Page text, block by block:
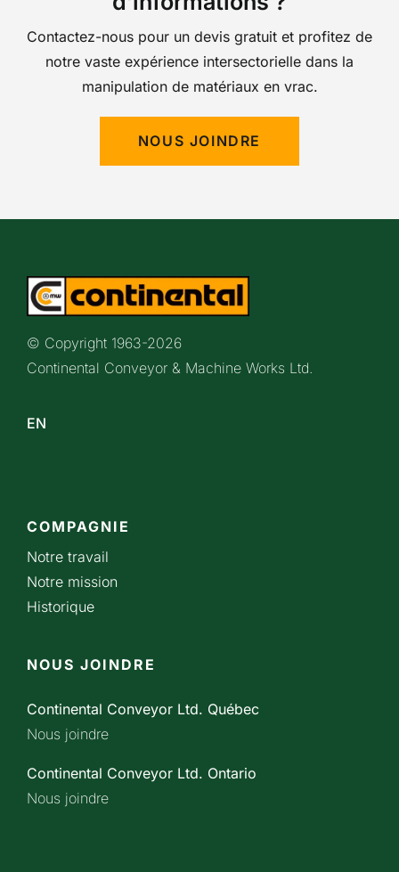
Contactez-nous pour un devis gratuit et profitez de
notre vaste expérience intersectorielle dans la
manipulation de matériaux en vrac.
NOUS JOINDRE
© Copyright 1963-2026
Continental Conveyor & Machine Works Ltd.
EN
COMPAGNIE
Notre travail
Notre mission
Historique
NOUS JOINDRE
Continental Conveyor Ltd. Québec
Nous joindre
Continental Conveyor Ltd. Ontario
Nous joindre